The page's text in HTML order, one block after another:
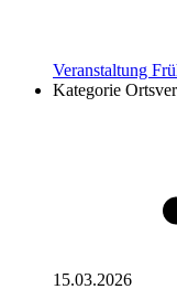
Veranstaltung
Kategorie
15.03.2026